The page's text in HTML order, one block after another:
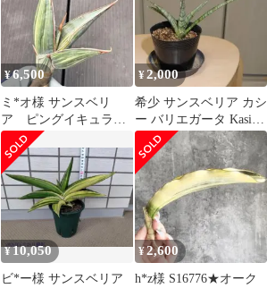
¥6,500
ミ*オ様 サンスベリ
ア ピングイキュラ
斑入り 発根済み 抜
き苗
¥2,000
希少 サンスベリア カシ
ー バリエガータ Kasih
抜き苗(2)
¥10,050
ビ*ー様 サンスベリア
¥2,600
h*z様 S16776★オーク